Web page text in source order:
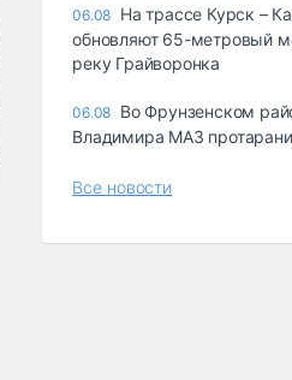
06.08 На трассе Курск –
обновляют 65-метровый
реку Грайворонка
06.08 Во Фрунзенском
Владимира МАЗ
Все новости